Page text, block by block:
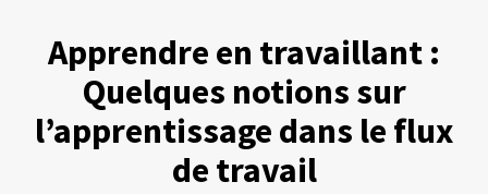
Apprendre en travaillant :
Quelques notions sur
l’apprentissage dans le flux
de travail